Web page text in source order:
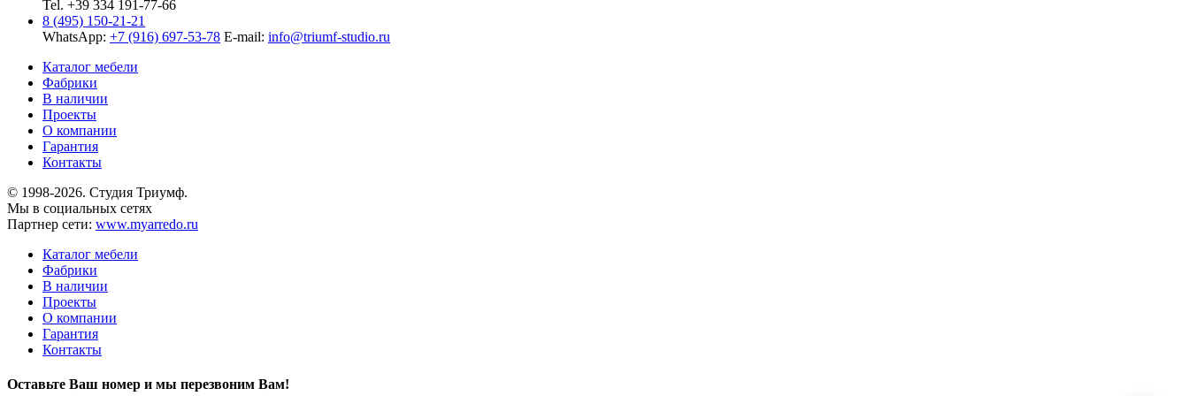
Tel. +39 334 191-77-66
8 (495) 150-21-21
WhatsApp: +7 (916) 697-53-78 E-mail: info@triumf-studio.ru
Каталог мебели
Фабрики
В наличии
Проекты
О компании
Гарантия
Контакты
© 1998-2026. Студия Триумф.
Мы в социальных сетях
Партнер сети: www.myarredo.ru
Каталог мебели
Фабрики
В наличии
Проекты
О компании
Гарантия
Контакты
Оставьте Ваш номер и мы перезвоним Вам!